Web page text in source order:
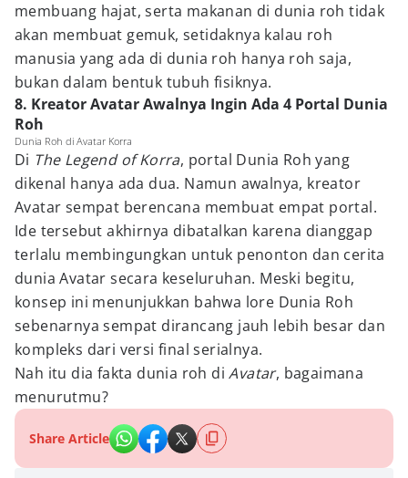
membuang hajat, serta makanan di dunia roh tidak
akan membuat gemuk, setidaknya kalau roh
manusia yang ada di dunia roh hanya roh saja,
bukan dalam bentuk tubuh fisiknya.
8. Kreator Avatar Awalnya Ingin Ada 4 Portal Dunia
Roh
Dunia Roh di Avatar Korra
Di The Legend of Korra, portal Dunia Roh yang
dikenal hanya ada dua. Namun awalnya, kreator
Avatar sempat berencana membuat empat portal.
Ide tersebut akhirnya dibatalkan karena dianggap
terlalu membingungkan untuk penonton dan cerita
dunia Avatar secara keseluruhan. Meski begitu,
konsep ini menunjukkan bahwa lore Dunia Roh
sebenarnya sempat dirancang jauh lebih besar dan
kompleks dari versi final serialnya.
Nah itu dia fakta dunia roh diAvatar, bagaimana
menurutmu?
Share Article